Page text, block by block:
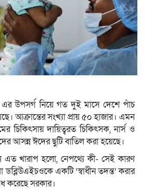
উপসর্গ নিয়ে গত দুই মাসে দেশে পাঁচ
আক্রান্তের সংখ্যা প্রায় ৫০ হাজার। এমন
চিকিৎসায় দায়িত্বরত চিকিৎসক, নার্স ও
আসন্ন ঈদের ছুটি বাতিল করা হয়েছে।
এত খারাপ হলো, নেপথ্যে কী- সেই কারণ
বা ডব্লিউএইচওকে একটি ‘স্বাধীন তদন্ত’ করার
করেছে সরকার।